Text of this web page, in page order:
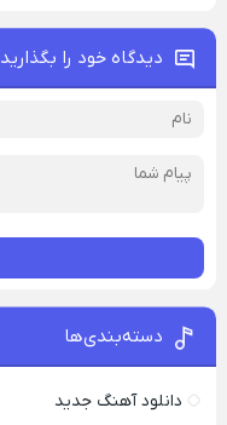
دیدگاه خود را بگذارید
دسته‌بندی‌ها
دانلود آهنگ جدید